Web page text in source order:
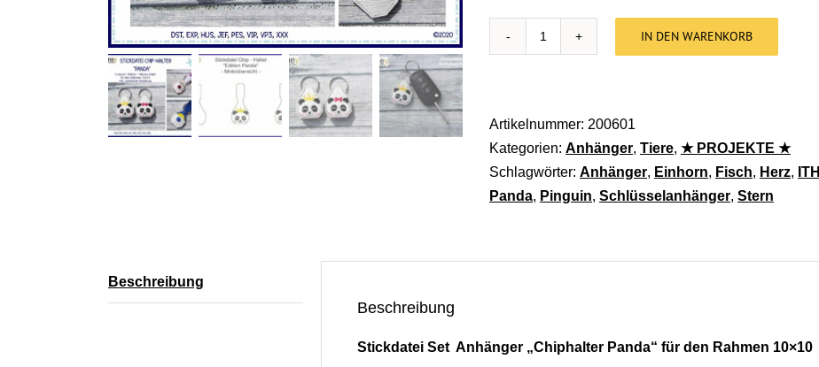
IN DEN WARENKORB
Artikelnummer: 200601
Kategorien: Anhänger, Tiere, ★ PROJEKTE ★
Schlagwörter: Anhänger, Einhorn, Fisch, Herz, ITH
Panda, Pinguin, Schlüsselanhänger, Stern
Beschreibung
Beschreibung
Stickdatei Set Anhänger „Chiphalter Panda“ für den Rahmen 10×10